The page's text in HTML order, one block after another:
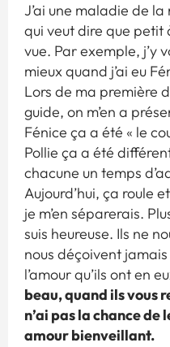
J’ai une maladie de
qui veut dire que petit
vue. Par exemple, j’y
mieux quand j’ai eu
Lors de ma première
guide, on m’en a
Fénice ça a été « le
Pollie ça a été
chacune un temps
Aujourd’hui, ça roule
je m’en séparerais.
suis heureuse. Ils ne
nous déçoivent
l’amour qu’ils ont en
beau, quand ils vous
n’ai pas la chance de
amour bienveillant.